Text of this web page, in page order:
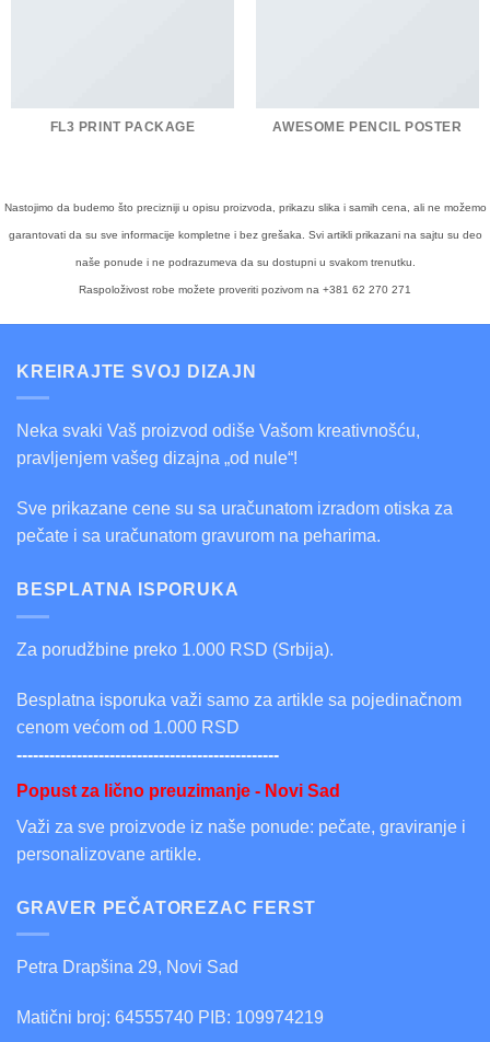
FL3 PRINT PACKAGE AWESOME PENCIL POSTER
Nastojimo da budemo što precizniji u opisu proizvoda, prikazu slika i samih cena, ali ne možemo
garantovati da su sve informacije kompletne i bez grešaka. Svi artikli prikazani na sajtu su deo
naše ponude i ne podrazumeva da su dostupni u svakom trenutku.
Raspoloživost robe možete proveriti pozivom na +381 62 270 271
KREIRAJTE SVOJ DIZAJN
Neka svaki Vaš proizvod odiše Vašom kreativnošću,
pravljenjem vašeg dizajna „od nule“!
Sve prikazane cene su sa uračunatom izradom otiska za
pečate i sa uračunatom gravurom na peharima.
BESPLATNA ISPORUKA
Za porudžbine preko 1.000 RSD (Srbija).
Besplatna isporuka važi samo za artikle sa pojedinačnom
cenom većom od 1.000 RSD
------------------------------------------------
Popust za lično preuzimanje - Novi Sad
Važi za sve proizvode iz naše ponude: pečate, graviranje i
personalizovane artikle.
GRAVER PEČATOREZAC FERST
Petra Drapšina 29, Novi Sad
Matični broj: 64555740 PIB: 109974219